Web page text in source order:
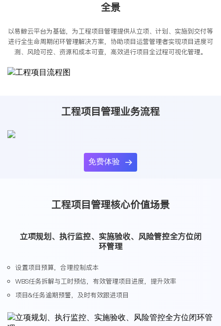
全景
以易鲸云平台为基础，为工程项目管理提供从立项、计划、实施到交付等
进行全生命周期闭环管理解决方案，协助项目运营管理者实现项目进度可
测、风险可控、资源和成本可查，高效进行项目全过程可视化管理。
工程项目管理业务流程
免费体验 
工程项目管理核心价值场景
立项规划、执行监控、实施验收、风险管控全方位闭
环管理
设置项目预算，合理控制成本
WBS任务拆解与工时预估，有效管理项目进度，提升效率
项目&任务逾期预警，及时有效跟进项目